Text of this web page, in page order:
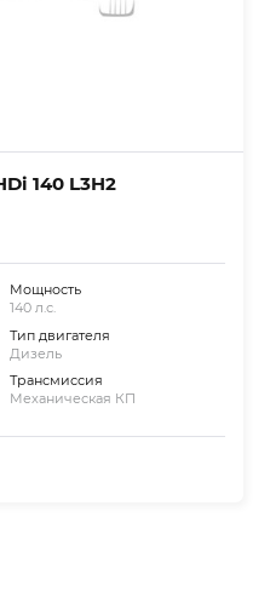
140 L3H2
Мощность
140 л.с.
Тип двигателя
Дизель
Трансмиссия
Механическая КП